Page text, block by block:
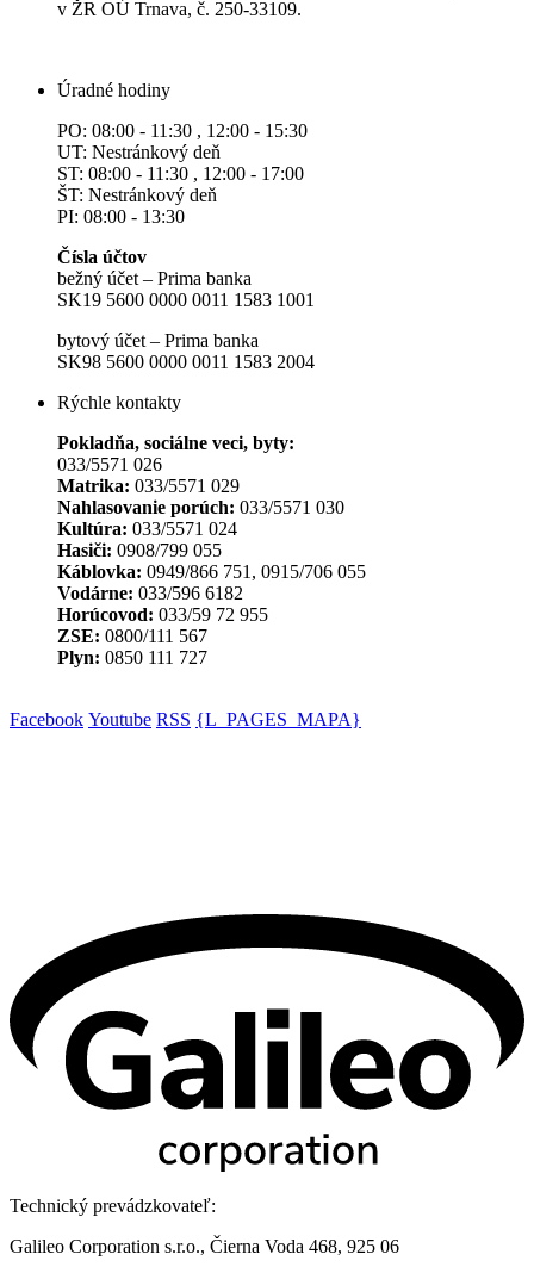
v ŽR OÚ Trnava, č. 250-33109.
Úradné hodiny
PO: 08:00 - 11:30 , 12:00 - 15:30
UT: Nestránkový deň
ST: 08:00 - 11:30 , 12:00 - 17:00
ŠT: Nestránkový deň
PI: 08:00 - 13:30
Čísla účtov
bežný účet – Prima banka
SK19 5600 0000 0011 1583 1001
bytový účet – Prima banka
SK98 5600 0000 0011 1583 2004
Rýchle kontakty
Pokladňa, sociálne veci, byty:
033/5571 026
Matrika: 033/5571 029
Nahlasovanie porúch: 033/5571 030
Kultúra: 033/5571 024
Hasiči: 0908/799 055
Káblovka: 0949/866 751, 0915/706 055
Vodárne: 033/596 6182
Horúcovod: 033/59 72 955
ZSE: 0800/111 567
Plyn: 0850 111 727
Facebook Youtube RSS {L_PAGES_MAPA}
Technický prevádzkovateľ:
Galileo Corporation s.r.o., Čierna Voda 468, 925 06